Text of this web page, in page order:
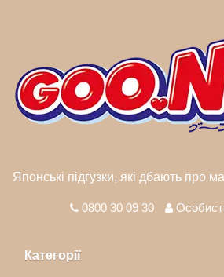
Японські підгузки, які дбають про
0800 30 09 30
Категорії